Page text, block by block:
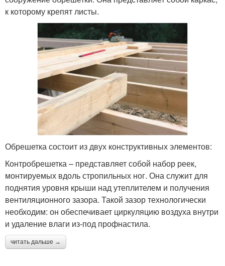
к которому крепят листы.
Обрешетка состоит из двух конструктивных элементов:
Контробрешетка – представляет собой набор реек,
монтируемых вдоль стропильных ног. Она служит для
поднятия уровня крыши над утеплителем и получения
вентиляционного зазора. Такой зазор технологически
необходим: он обеспечивает циркуляцию воздуха внутри
и удаление влаги из-под профнастила.
читать дальше →